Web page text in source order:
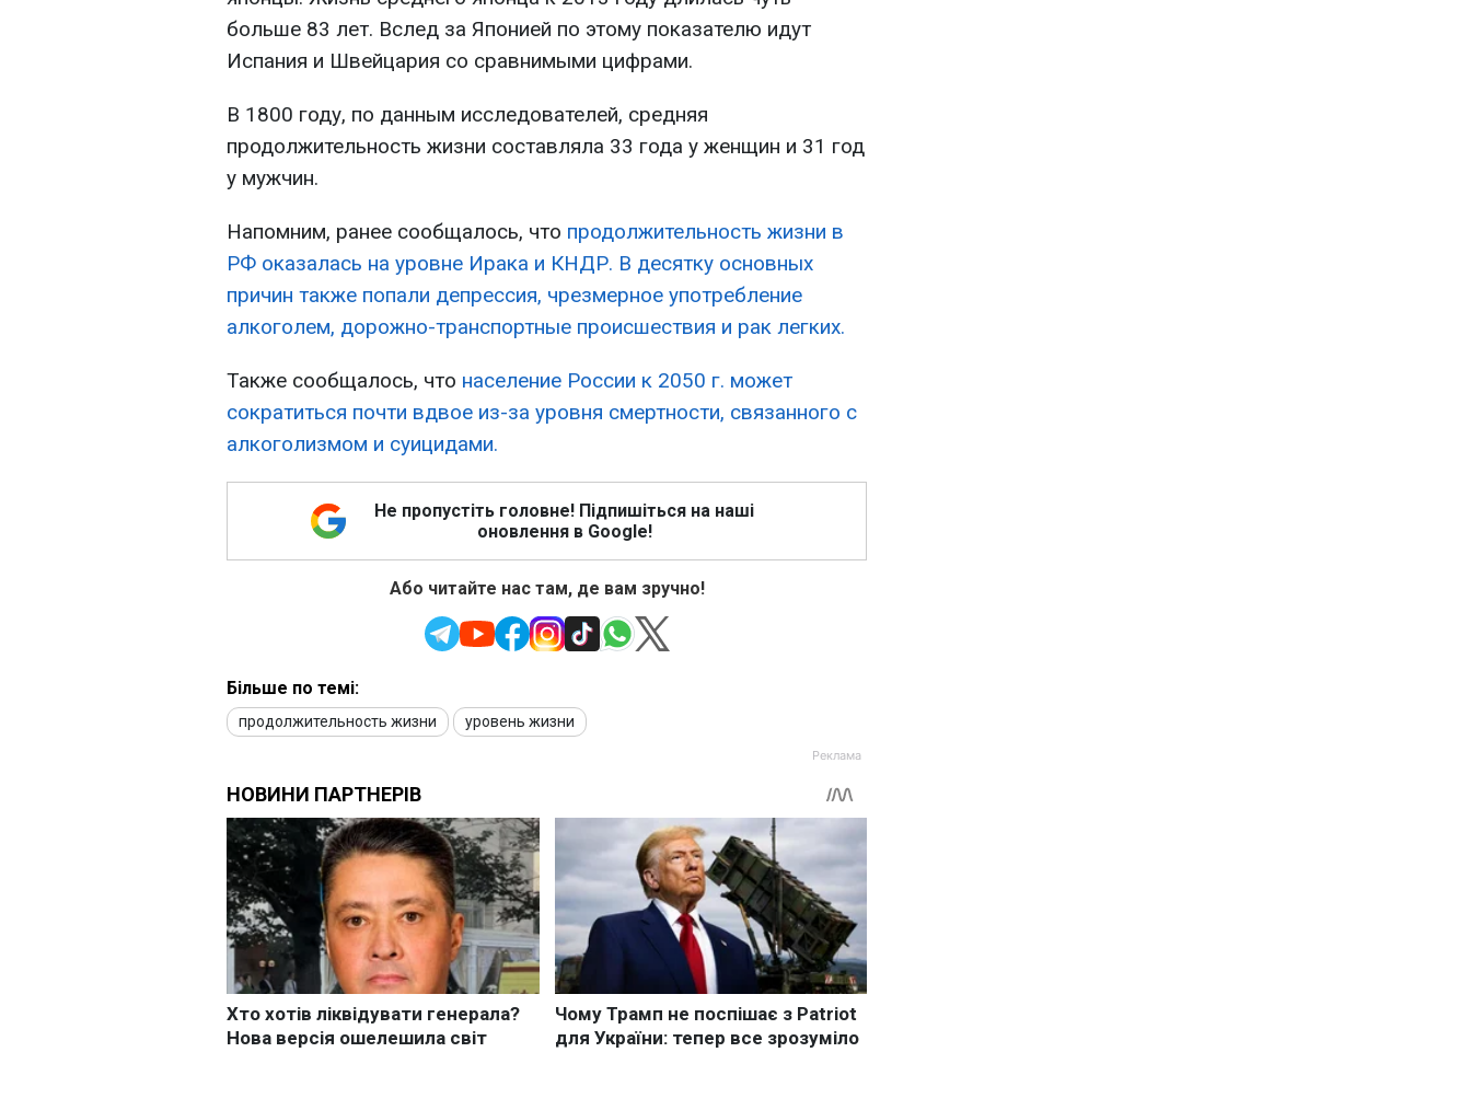
больше 83 лет. Вслед за Японией по этому показателю идут
Испания и Швейцария со сравнимыми цифрами.
В 1800 году, по данным исследователей, средняя
продолжительность жизни составляла 33 года у женщин и 31 год
у мужчин.
Напомним, ранее сообщалось, что продолжительность жизни в
РФ оказалась на уровне Ирака и КНДР. В десятку основных
причин также попали депрессия, чрезмерное употребление
алкоголем, дорожно-транспортные происшествия и рак легких.
Также сообщалось, что население России к 2050 г. может
сократиться почти вдвое из-за уровня смертности, связанного с
алкоголизмом и суицидами.
Не пропустіть головне! Підпишіться на наші
оновлення в Google!
Або читайте нас там, де вам зручно!
Більше по темі:
продолжительность жизни уровень жизни